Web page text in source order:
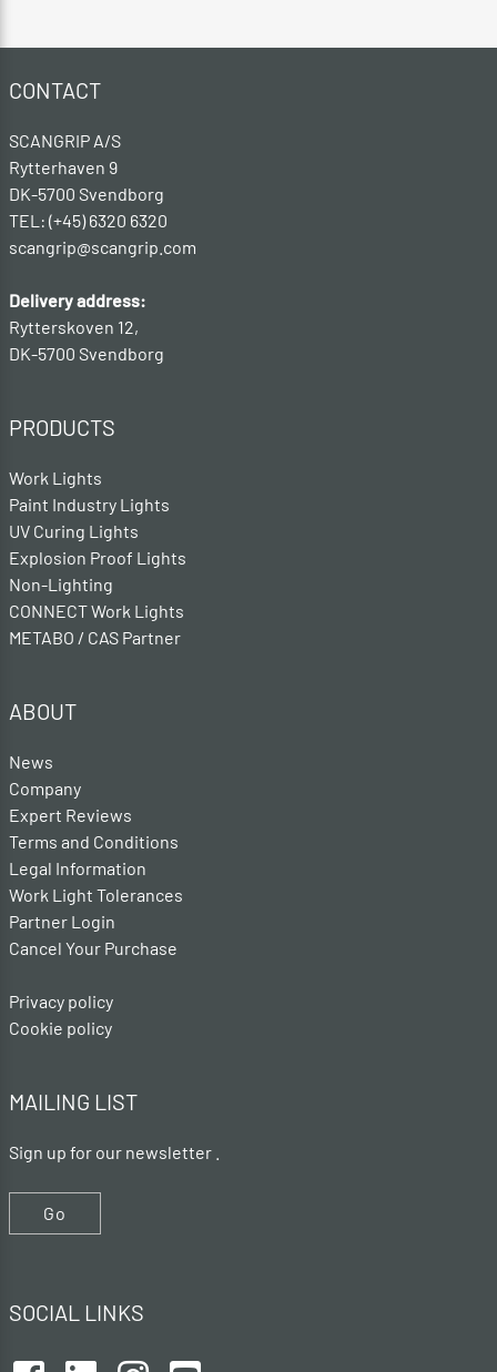
CONTACT
SCANGRIP A/S
Rytterhaven 9
DK-5700 Svendborg
TEL: (+45) 6320 6320
scangrip@scangrip.com
Delivery address:
Rytterskoven 12,
DK-5700 Svendborg
PRODUCTS
Work Lights
Paint Industry Lights
UV Curing Lights
Explosion Proof Lights
Non-Lighting
CONNECT Work Lights
METABO / CAS Partner
ABOUT
News
Company
Expert Reviews
Terms and Conditions
Legal Information
Work Light Tolerances
Partner Login
Cancel Your Purchase
Privacy policy
Cookie policy
MAILING LIST
Sign up for our newsletter .
Go
SOCIAL LINKS